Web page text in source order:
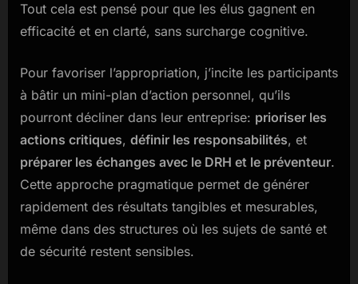
Tout cela est pensé pour que les élus gagnent en
efficacité et en clarté, sans surcharge cognitive.
Pour favoriser l’appropriation, j’incite les participants
à bâtir un mini-plan d’action personnel, qu’ils
pourront décliner dans leur entreprise: prioriser les
actions critiques, définir les responsabilités, et
préparer les échanges avec le DRH et le préventeur.
Cette approche pragmatique permet de générer
rapidement des résultats tangibles et mesurables,
même dans des structures où les sujets de santé et
de sécurité restent sensibles.